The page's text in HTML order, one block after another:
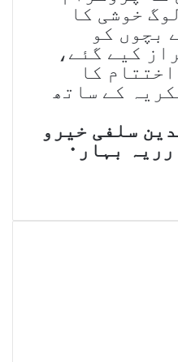
خوشی کا
بچوں کو
کیے گئے،
کا
کے ساتھ
سلفی خیرو
بہار۰